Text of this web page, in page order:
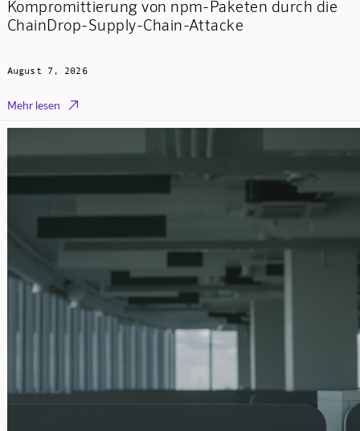
Kompromittierung von npm-Paketen durch die
ChainDrop-Supply-Chain-Attacke
August 7, 2026
Mehr lesen 